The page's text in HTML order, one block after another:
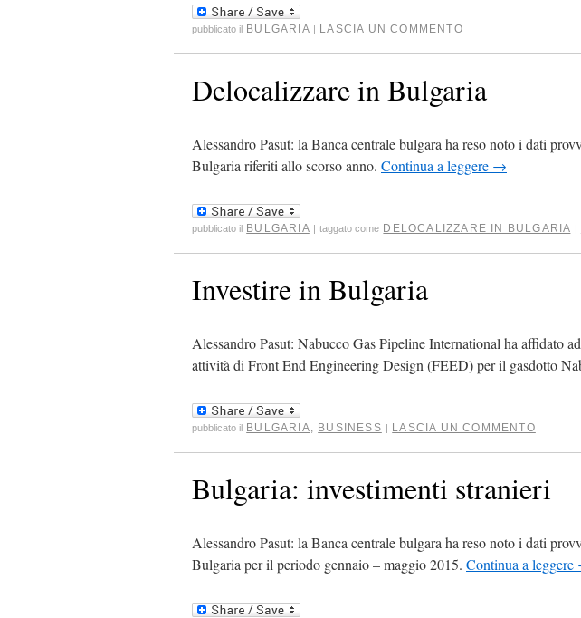
pubblicato il BULGARIA | LASCIA UN COMMENTO
Delocalizzare in Bulgaria
Alessandro Pasut: la Banca centrale bulgara ha reso noto i dati
Bulgaria riferiti allo scorso anno. Continua a leggere →
pubblicato il BULGARIA | taggato come DELOCALIZZARE IN BULGARIA |
Investire in Bulgaria
Alessandro Pasut: Nabucco Gas Pipeline International ha affidato
attività di Front End Engineering Design (FEED) per il gasdotto
pubblicato il BULGARIA, BUSINESS | LASCIA UN COMMENTO
Bulgaria: investimenti stranieri
Alessandro Pasut: la Banca centrale bulgara ha reso noto i dati
Bulgaria per il periodo gennaio – maggio 2015. Continua a leggere